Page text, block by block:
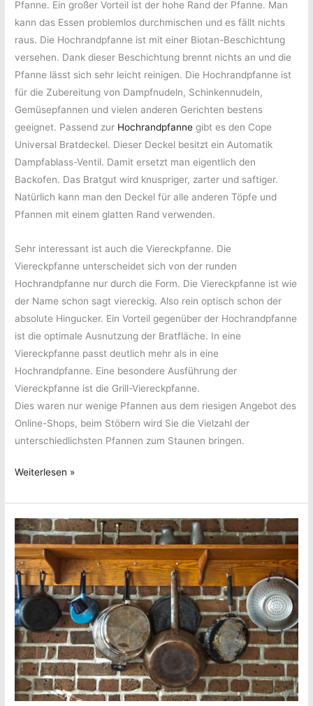
Pfanne. Ein großer Vorteil ist der hohe Rand der Pfanne. Man
kann das Essen problemlos durchmischen und es fällt nichts
raus. Die Hochrandpfanne ist mit einer Biotan-Beschichtung
versehen. Dank dieser Beschichtung brennt nichts an und die
Pfanne lässt sich sehr leicht reinigen. Die Hochrandpfanne ist
für die Zubereitung von Dampfnudeln, Schinkennudeln,
Gemüsepfannen und vielen anderen Gerichten bestens
geeignet. Passend zur Hochrandpfanne gibt es den Cope
Universal Bratdeckel. Dieser Deckel besitzt ein Automatik
Dampfablass-Ventil. Damit ersetzt man eigentlich den
Backofen. Das Bratgut wird knuspriger, zarter und saftiger.
Natürlich kann man den Deckel für alle anderen Töpfe und
Pfannen mit einem glatten Rand verwenden.
Sehr interessant ist auch die Viereckpfanne. Die
Viereckpfanne unterscheidet sich von der runden
Hochrandpfanne nur durch die Form. Die Viereckpfanne ist wie
der Name schon sagt viereckig. Also rein optisch schon der
absolute Hingucker. Ein Vorteil gegenüber der Hochrandpfanne
ist die optimale Ausnutzung der Bratfläche. In eine
Viereckpfanne passt deutlich mehr als in eine
Hochrandpfanne. Eine besondere Ausführung der
Viereckpfanne ist die Grill-Viereckpfanne.
Dies waren nur wenige Pfannen aus dem riesigen Angebot des
Online-Shops, beim Stöbern wird Sie die Vielzahl der
unterschiedlichsten Pfannen zum Staunen bringen.
Eine
Pfanne
erleichtert
das
Braten
Weiterlesen »